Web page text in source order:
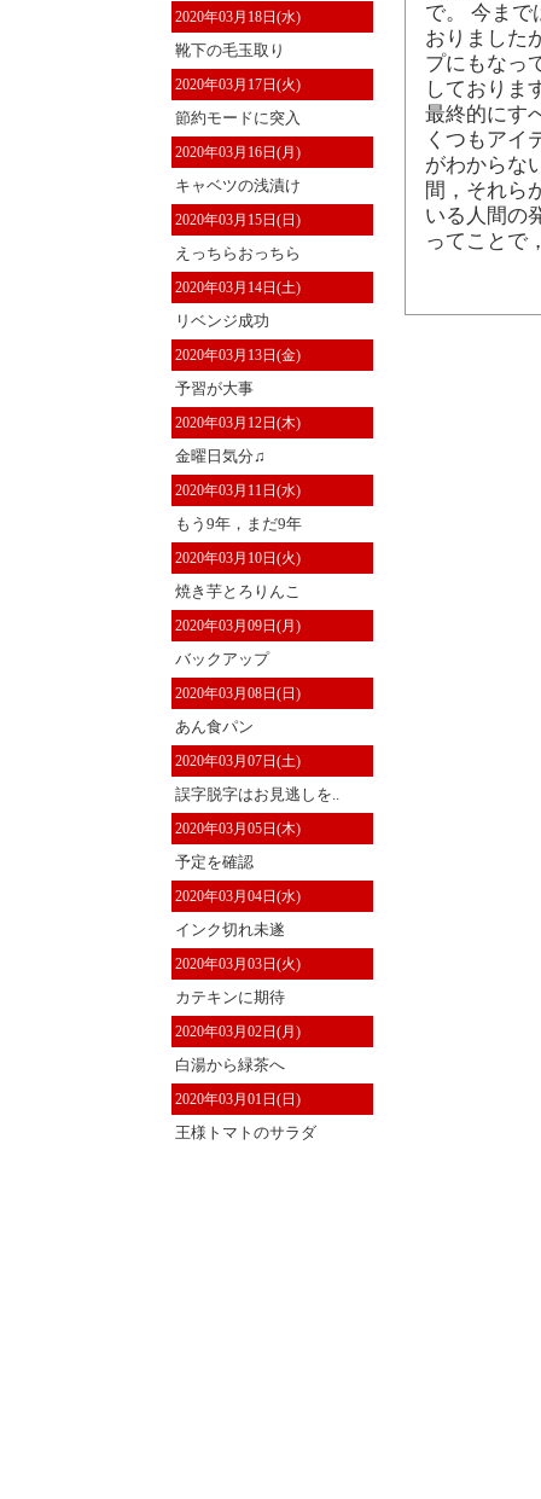
2020年03月18日(水)
靴下の毛玉取り
2020年03月17日(火)
節約モードに突入
2020年03月16日(月)
キャベツの浅漬け
2020年03月15日(日)
えっちらおっちら
2020年03月14日(土)
リベンジ成功
2020年03月13日(金)
予習が大事
2020年03月12日(木)
金曜日気分♫
2020年03月11日(水)
もう9年，まだ9年
2020年03月10日(火)
焼き芋とろりんこ
2020年03月09日(月)
バックアップ
2020年03月08日(日)
あん食パン
2020年03月07日(土)
誤字脱字はお見逃しを..
2020年03月05日(木)
予定を確認
2020年03月04日(水)
インク切れ未遂
2020年03月03日(火)
カテキンに期待
2020年03月02日(月)
白湯から緑茶へ
2020年03月01日(日)
王様トマトのサラダ
で。 今まで
おりました
プにもなっ
しておりま
最終的にす
くつもアイ
がわからな
間，それら
いる人間の
ってことで